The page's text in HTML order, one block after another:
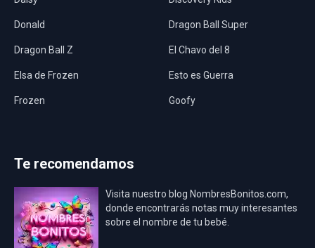
Donald Dragon Ball Super
Dragon Ball Z El Chavo del 8
Elsa de Frozen Esto es Guerra
Frozen Goofy
Los Minions Los Vengadores
Mario Bros Mi Villano Favorito
Te recomendamos
Visita nuestro blog NombresBonitos.com,
donde encontrarás notas muy interesantes
sobre el nombre de tu bebé.